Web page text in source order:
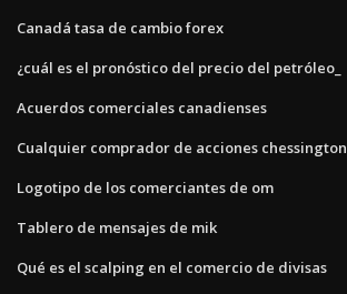
Canadá tasa de cambio forex
¿cuál es el pronóstico del precio del petróleo_
Acuerdos comerciales canadienses
Cualquier comprador de acciones chessington
Logotipo de los comerciantes de om
Tablero de mensajes de mik
Qué es el scalping en el comercio de divisas